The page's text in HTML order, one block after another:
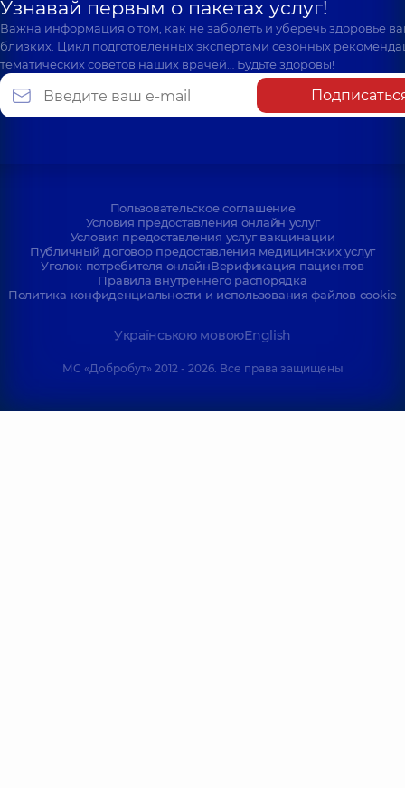
Узнавай первым о пакетах услуг!
Важна информация о том, как не заболеть и уберечь здоровье
близких. Цикл подготовленных экспертами сезонных
тематических советов наших врачей… Будьте здоровы!
Пользовательское соглашение
Условия предоставления онлайн услуг
Условия предоставления услуг вакцинации
Публичный договор предоставления медицинских услуг
Уголок потребителя онлайнВерификация пациентов
Правила внутреннего распорядка
Политика конфиденциальности и использования файлов cookie
Українською мовоюEnglish
МС «Добробут» 2012 - 2026. Все права защищены